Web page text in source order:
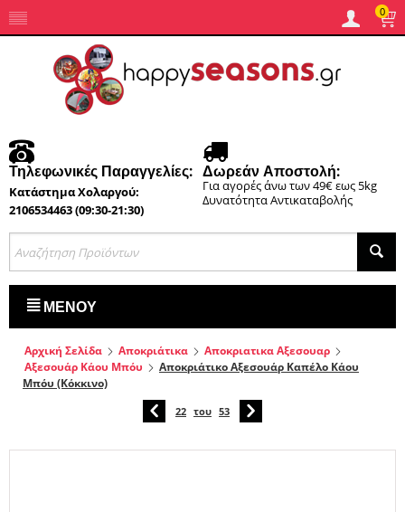
0
Τηλεφωνικές Παραγγελίες:
Κατάστημα Χολαργού:
2106534463 (09:30-21:30)
Δωρεάν Αποστολή:
Για αγορές άνω των 49€ εως 5kg
Δυνατότητα Αντικαταβολής
ΜΕΝΟΎ
Αρχική Σελίδα Αποκριάτικα
Αποκριατικα Αξεσουαρ
Αξεσουάρ Κάου Μπόυ
Αποκριάτικο Αξεσουάρ Καπέλο Κάου
Μπόυ (Κόκκινο)
22 του 53